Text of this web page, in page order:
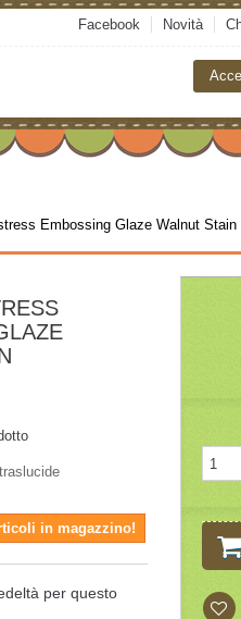
Facebook Novità
Embossing Glaze Walnut Stain
in magazzino!
per questo